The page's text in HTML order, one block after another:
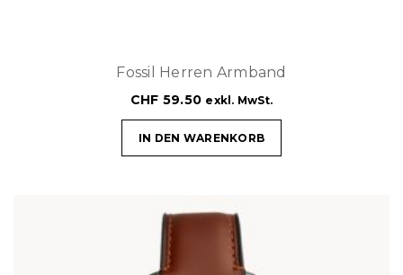
Fossil Herren Armband
CHF 59.50 exkl. MwSt.
IN DEN WARENKORB